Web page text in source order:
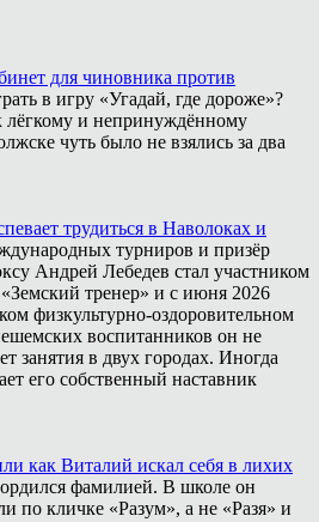
для чиновника против
в игру «Угадай, где дороже»?
и непринуждённому
чуть было не взялись за два
трудиться в Наволоках и
турниров и призёр
Андрей Лебедев стал участником
тренер» и с июня 2026
физкультурно-оздоровительном
воспитанников он не
занятия в двух городах. Иногда
его собственный наставник
как Виталий искал себя в лихих
фамилией. В школе он
по кличке «Разум», а не «Разя» и